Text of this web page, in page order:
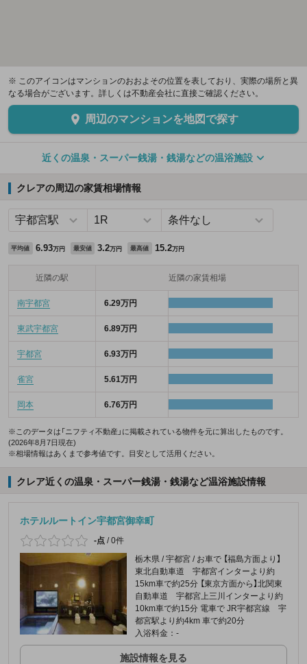
※ このアイコンはマンションのおおよその位置を表しており、実際の場所と異
なる場合がございます。詳しくは不動産会社に直接ご確認ください。
周辺のマンションを地図で探す
近くの温泉・スーパー銭湯・銭湯などの温浴施設
クレアの周辺の家賃相場情報
平均値 6.93万円 最安値 3.2万円 最高値 15.2万円
近隣の駅 近隣の家賃相場
南宇都宮 6.29万円
東武宇都宮 6.89万円
宇都宮 6.93万円
雀宮 5.61万円
岡本 6.76万円
※このデータは「ニフティ不動産」に掲載されている物件を元に算出したものです。
(2026年8月7日現在)
※相場情報はあくまで参考値です。目安として活用ください。
クレア近くの温泉・スーパー銭湯・銭湯など温浴施設情報
ホテルルートイン宇都宮御幸町
-点 /0件
栃木県 / 宇都宮 / お車で 【福島方面より】
東北自動車道 宇都宮インターより約
15km車で約25分 【東京方面から】北関東
自動車道 宇都宮上三川インターより約
10km車で約15分 電車で JR宇都宮線 宇
都宮駅より約4km 車で約20分
入浴料金：-
施設情報を見る